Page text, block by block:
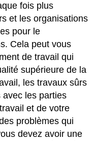
fois plus
et les organisations
pour le
Cela peut vous
de travail qui
supérieure de la
les travaux sûrs
les parties
et de votre
problèmes qui
devez avoir une